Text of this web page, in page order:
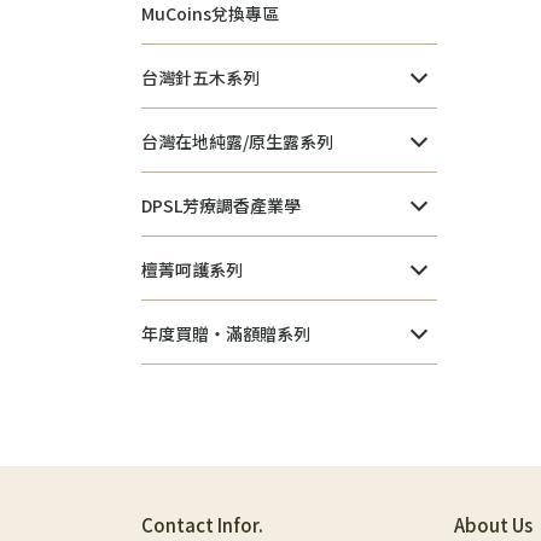
MuCoins兌換專區
台灣針五木系列
台灣在地純露/原生露系列
DPSL芳療調香產業學
檀菁呵護系列
年度買贈・滿額贈系列
Contact Infor. About Us